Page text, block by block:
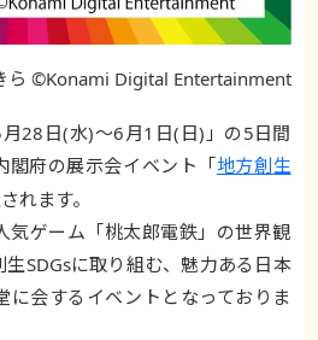
ら ©Konami Digital Entertainment
28日(水)～6月1日(日)」の5日間
閣府の展示会イベント「地方創生
れます。
ゲーム「桃太郎電鉄」の世界観
SDGsに取り組む、魅力ある日本
に会するイベントとなっておりま